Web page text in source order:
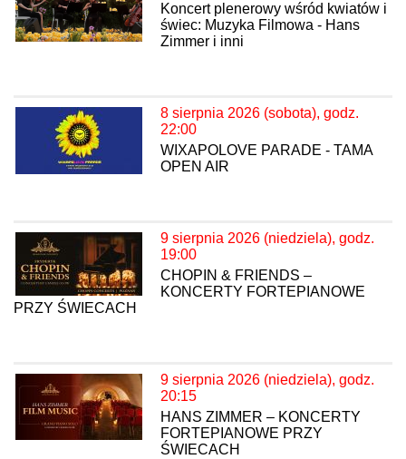
Koncert plenerowy wśród kwiatów i
świec: Muzyka Filmowa - Hans
Zimmer i inni
8 sierpnia 2026 (sobota), godz.
22:00
WIXAPOLOVE PARADE - TAMA
OPEN AIR
9 sierpnia 2026 (niedziela), godz.
19:00
CHOPIN & FRIENDS –
KONCERTY FORTEPIANOWE
PRZY ŚWIECACH
9 sierpnia 2026 (niedziela), godz.
20:15
HANS ZIMMER – KONCERTY
FORTEPIANOWE PRZY
ŚWIECACH